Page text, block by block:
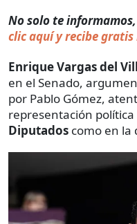
No solo te
clic aquí y recibe
Enrique Vargas del
en el Senado,
por Pablo Gómez,
representación
Diputados como en la